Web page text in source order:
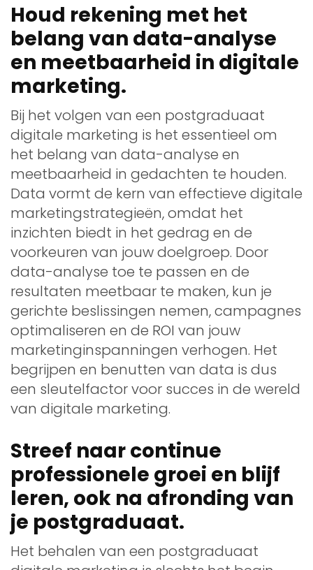
Houd rekening met het
belang van data-analyse
en meetbaarheid in digitale
marketing.
Bij het volgen van een postgraduaat
digitale marketing is het essentieel om
het belang van data-analyse en
meetbaarheid in gedachten te houden.
Data vormt de kern van effectieve digitale
marketingstrategieën, omdat het
inzichten biedt in het gedrag en de
voorkeuren van jouw doelgroep. Door
data-analyse toe te passen en de
resultaten meetbaar te maken, kun je
gerichte beslissingen nemen, campagnes
optimaliseren en de ROI van jouw
marketinginspanningen verhogen. Het
begrijpen en benutten van data is dus
een sleutelfactor voor succes in de wereld
van digitale marketing.
Streef naar continue
professionele groei en blijf
leren, ook na afronding van
je postgraduaat.
Het behalen van een postgraduaat